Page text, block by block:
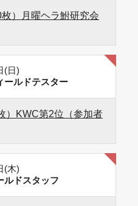
）月曜ヘラ鮒研究会
(日)
ールドテスター
）KWC第2位（参加者
(木)
ルドスタッフ